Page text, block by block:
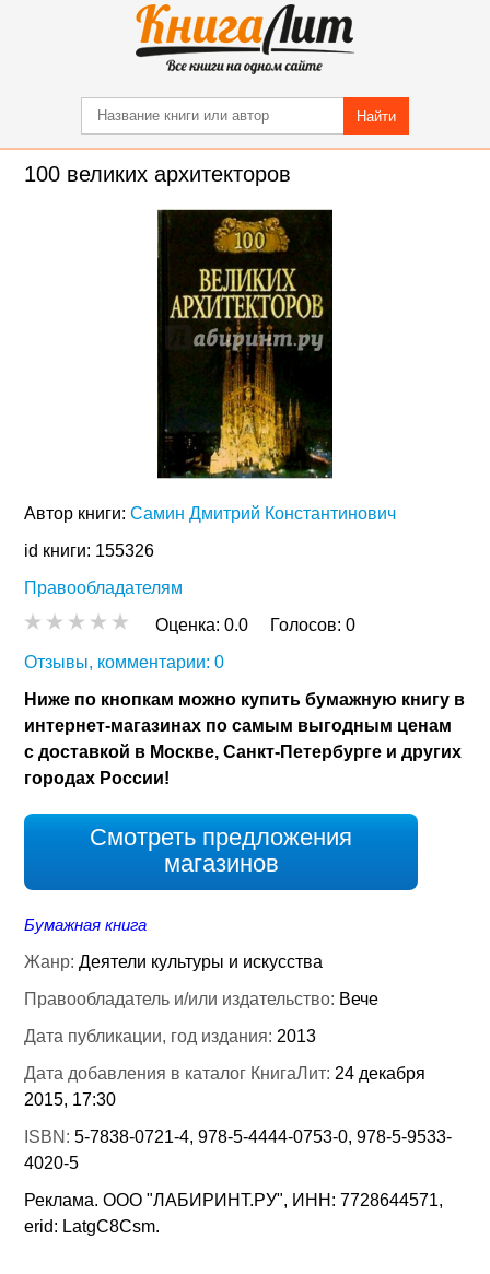
Найти
100 великих архитекторов
Автор книги:Самин Дмитрий Константинович
id книги: 155326
Правообладателям
Оценка:0.0 Голосов:0
Отзывы, комментарии: 0
Ниже по кнопкам можно купить бумажную книгу в
интернет-магазинах по самым выгодным ценам
с доставкой в Москве, Санкт-Петербурге и других
городах России!
Смотреть предложения
магазинов
Бумажная книга
Жанр:Деятели культуры и искусства
Правообладатель и/или издательство: Вече
Дата публикации, год издания: 2013
Дата добавления в каталог КнигаЛит: 24 декабря
2015, 17:30
ISBN:5-7838-0721-4, 978-5-4444-0753-0, 978-5-9533-
4020-5
Реклама. ООО "ЛАБИРИНТ.РУ", ИНН: 7728644571,
erid: LatgC8Csm.